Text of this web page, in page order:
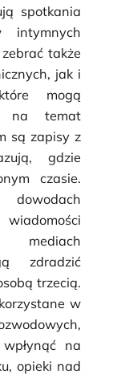
spotkania
także
jak i
mogą
na temat
są zapisy z
gdzie
czasie.
zdradzić
trzecią.
w
na
opieki nad